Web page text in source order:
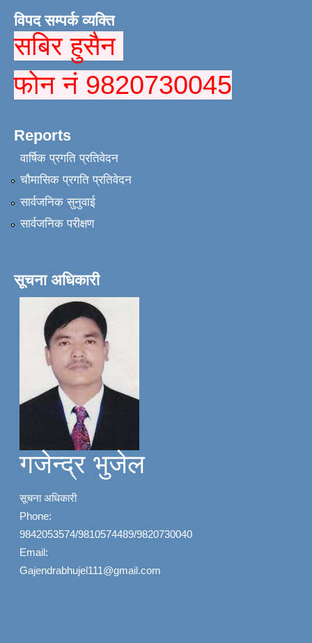
विपद सम्पर्क व्यक्ति
सबिर हुसैन
फोन नं 9820730045
Reports
वार्षिक प्रगति प्रतिवेदन
चौमासिक प्रगति प्रतिवेदन
सार्वजनिक सुनुवाई
सार्वजनिक परीक्षण
सूचना अधिकारी
गजेन्द्र भुजेल
सूचना अधिकारी
Phone:
9842053574/9810574489/9820730040
Email:
Gajendrabhujel111@gmail.com